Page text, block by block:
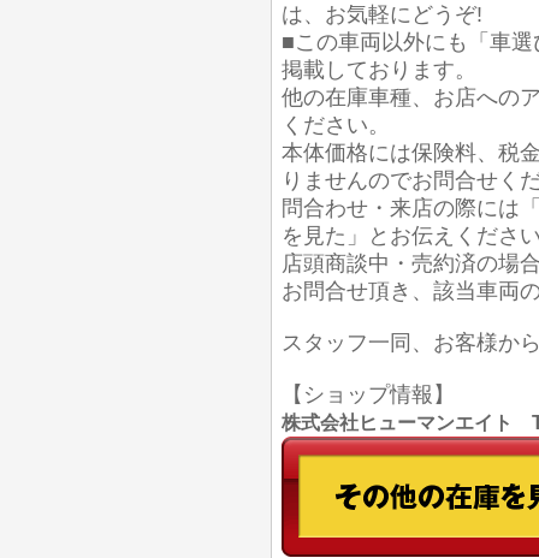
は、お気軽にどうぞ!
■この車両以外にも「車
掲載しております。
他の在庫車種、お店への
ください。
本体価格には保険料、税
りませんのでお問合せく
問合わせ・来店の際には
を見た」とお伝えくださ
店頭商談中・売約済の場
お問合せ頂き、該当車両
スタッフ一同、お客様か
【ショップ情報】
株式会社ヒューマンエイト